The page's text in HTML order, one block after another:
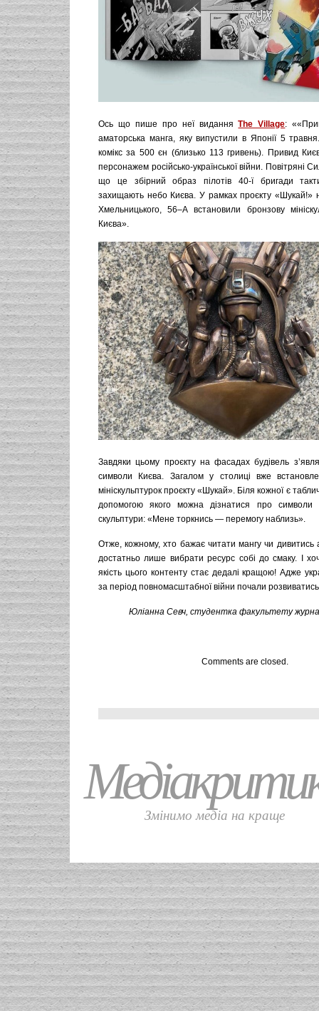
Ось що пише про неї виданняThe Village:
аматорська манга, яку випустили в Японії 5
комікс за 500 єн (близько 113 гривень). Привид
персонажем російсько-української війни. Повітряні
що це збірний образ пілотів 40-ї бригади
захищають небо Києва. У рамках проєкту «Шукай!»
Хмельницького, 56–А встановили бронзову
Києва».
Завдяки цьому проєкту на фасадах будівель
символи Києва. Загалом у столиці вже
мініскульптурок проєкту «Шукай». Біля кожної є
допомогою якого можна дізнатися про символи
скульптури: «Мене торкнись — перемогу наблизь».
Отже, кожному, хто бажає читати мангу чи дивитись
достатньо лише вибрати ресурс собі до смаку. І
якість цього контенту стає дедалі кращою! Адже
за період повномасштабної війни почали
Юліанна Севч, студентка факультету
Comments are closed.
Змінимо медіа на краще